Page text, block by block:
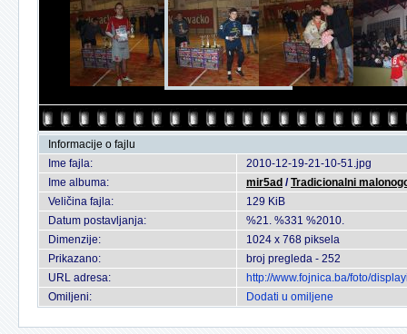
Informacije o fajlu
Ime fajla:
2010-12-19-21-10-51.jpg
Ime albuma:
mir5ad /Tradicionalni
Veličina fajla:
129 KiB
Datum postavljanja:
%21. %331 %2010.
Dimenzije:
1024 x 768 piksela
Prikazano:
broj pregleda - 252
URL adresa:
http://www.fojnica.ba/foto/
Omiljeni:
Dodati u omiljene